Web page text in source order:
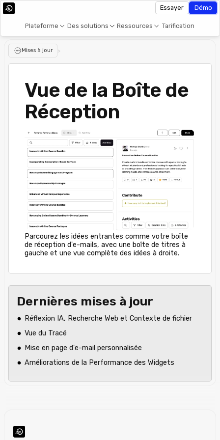
Plateforme Des solutions Ressources Tarification
Essayer Démo
Mises à jour >
Vue de la Boîte de
Réception
Parcourez les idées entrantes comme votre boîte
de réception d'e-mails, avec une boîte de titres à
gauche et une vue complète des idées à droite.
Dernières mises à jour
Réflexion IA, Recherche Web et Contexte de fichier
Vue du Tracé
Mise en page d'e-mail personnalisée
Améliorations de la Performance des Widgets